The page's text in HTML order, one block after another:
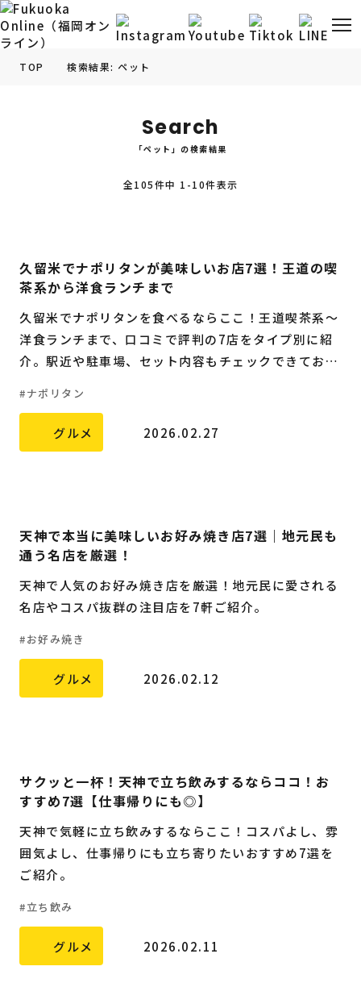
観光・お出かけ情報
福岡のフィットネス
福岡の暮らし 情報
福岡の
福岡の ビジネス情報
TOP 検索結果: ペット
Search
「ペット」の検索結果
全105件中 1-10件表示
久留米でナポリタンが美味しいお店7選！王道の喫
茶系から洋食ランチまで
久留米でナポリタンを食べるならここ！王道喫茶系〜
洋食ランチまで、口コミで評判の7店をタイプ別に紹
介。駅近や駐車場、セット内容もチェックできてお店
ナポリタン
グルメ 2026.02.27
天神で本当に美味しいお好み焼き店7選｜地元民も
通う名店を厳選！
天神で人気のお好み焼き店を厳選！地元民に愛される
名店やコスパ抜群の注目店を7軒ご紹介。
お好み焼き
グルメ 2026.02.12
サクッと一杯！天神で立ち飲みするならココ！お
すすめ7選【仕事帰りにも◎】
天神で気軽に立ち飲みするならここ！コスパよし、雰
囲気よし、仕事帰りにも立ち寄りたいおすすめ7選を
ご紹介。
立ち飲み
グルメ 2026.02.11